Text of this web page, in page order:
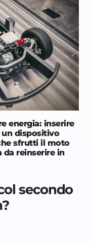
energia: inserire
dispositivo
sfrutti il moto
da reinserire in
secondo